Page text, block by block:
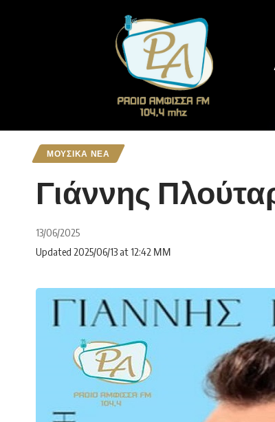
ΜΟΥΣΙΚΑ ΝΕΑ
Γιάννης
13/06/2025
Updated 2025/06/13 at 12:42 ΜΜ